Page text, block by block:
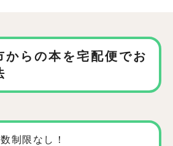
からの本を宅配便でお
制限なし！